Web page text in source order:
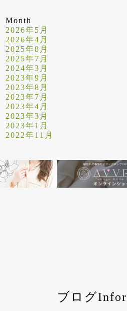
Month
2026年5月
2026年4月
2025年8月
2025年7月
2024年3月
2023年9月
2023年8月
2023年7月
2023年4月
2023年3月
2023年1月
2022年11月
ブログ